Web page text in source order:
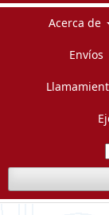
Acerca de
Envíos